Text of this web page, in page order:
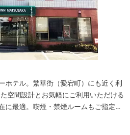
ホテル。繁華街（愛宕町）にも近く利
空間設計とお気軽にご利用いただける
に最適。喫煙・禁煙ルームもご指定い
も無料のウェルカムドリンクサービス